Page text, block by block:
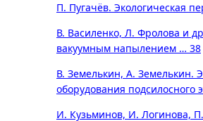
П. Пугачёв. Экологическая
В. Василенко, Л. Фролова и
вакуумным напылением … 38
В. Земелькин, А. Земелькин.
оборудования подсилосного
И. Кузьминов, И. Логинова,